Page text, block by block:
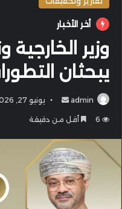
أخر الأخبار
وزير الخارجية
يبحثان
admin
أرسل يونيو 27, 2026
6 أقل من دقيقة